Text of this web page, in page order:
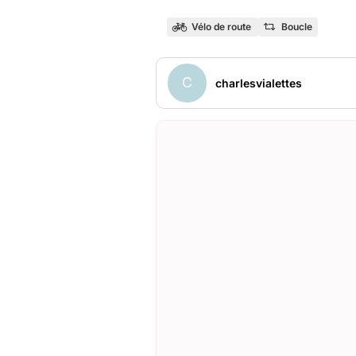
Vélo de route Boucle
C charlesvialettes